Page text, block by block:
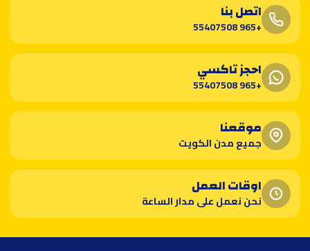
اتصل بنا
+965 55407508
احجز تاكسي
+965 55407508
موقعنا
جميع مدن الكويت
اوقات العمل
نحن نعمل على مدار الساعة